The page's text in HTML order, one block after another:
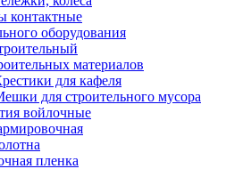
контактные
оборудования
материалов
для кафеля
для строительного мусора
войлочные
пленка